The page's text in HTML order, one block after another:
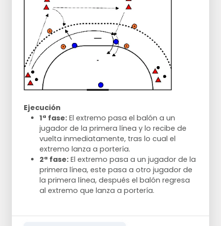
Ejecución
1ª fase: El extremo pasa el balón a un
jugador de la primera línea y lo recibe de
vuelta inmediatamente, tras lo cual el
extremo lanza a portería.
2ª fase: El extremo pasa a un jugador de la
primera línea, este pasa a otro jugador de
la primera línea, después el balón regresa
al extremo que lanza a portería.